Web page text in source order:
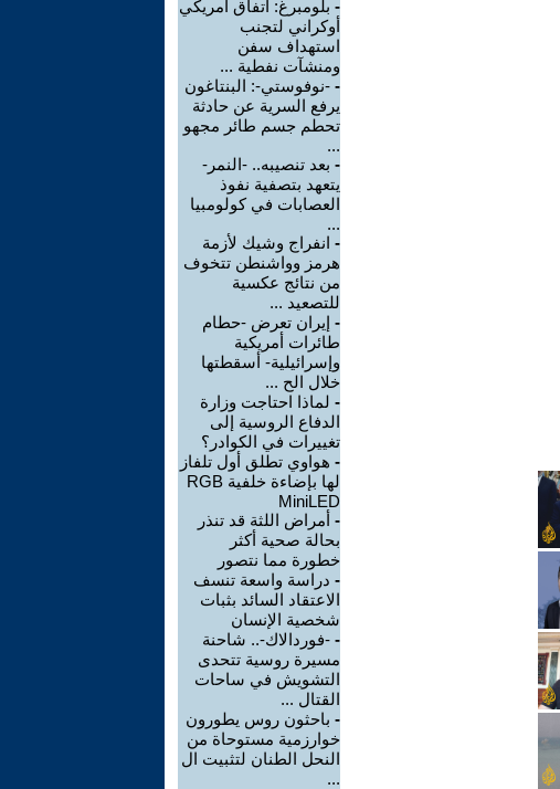
- بلومبرغ: اتفاق أمريكي
أوكراني لتجنب
استهداف سفن
ومنشآت نفطية ...
- -نوفوستي-: البنتاغون
يرفع السرية عن حادثة
تحطم جسم طائر مجهو
...
- بعد تنصيبه.. -النمر-
يتعهد بتصفية نفوذ
العصابات في كولومبيا
...
- انفراج وشيك لأزمة
هرمز وواشنطن تتخوف
من نتائج عكسية
للتصعيد ...
- إيران تعرض -حطام
طائرات أمريكية
وإسرائيلية- أسقطتها
خلال الح ...
- لماذا احتاجت وزارة
الدفاع الروسية إلى
تغييرات في الكوادر؟
- هواوي تطلق أول تلفاز
لها بإضاءة خلفية RGB
MiniLED
- أمراض اللثة قد تنذر
بحالة صحية أكثر
خطورة مما نتصور
- دراسة واسعة تنسف
الاعتقاد السائد بثبات
شخصية الإنسان
- -فوردالاك-.. شاحنة
مسيرة روسية تتحدى
التشويش في ساحات
القتال ...
- باحثون روس يطورون
خوارزمية مستوحاة من
النحل الطنان لتثبيت ال
...